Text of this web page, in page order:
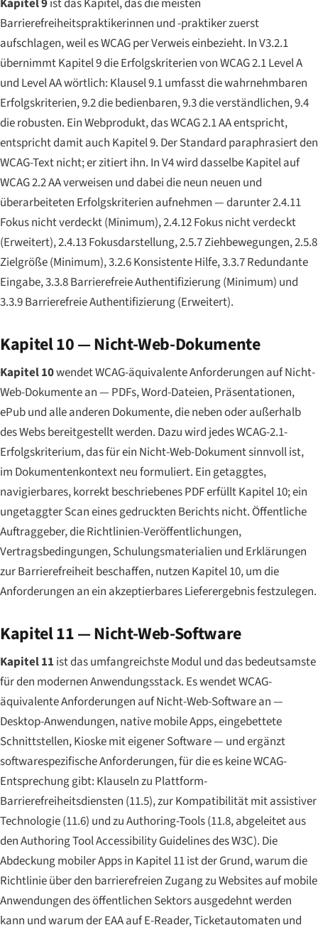
Barrierefreiheitspraktikerinnen und -praktiker zuerst
aufschlagen, weil es WCAG per Verweis einbezieht. In V3.2.1
übernimmt Kapitel 9 die Erfolgskriterien von WCAG 2.1 Level A
und Level AA wörtlich: Klausel 9.1 umfasst die wahrnehmbaren
Erfolgskriterien, 9.2 die bedienbaren, 9.3 die verständlichen, 9.4
die robusten. Ein Webprodukt, das WCAG 2.1 AA entspricht,
entspricht damit auch Kapitel 9. Der Standard paraphrasiert den
WCAG-Text nicht; er zitiert ihn. In V4 wird dasselbe Kapitel auf
WCAG 2.2 AA verweisen und dabei die neun neuen und
überarbeiteten Erfolgskriterien aufnehmen — darunter2.4.11
Fokus nicht verdeckt (Minimum),2.4.12 Fokus nicht verdeckt
(Erweitert),2.4.13 Fokusdarstellung,2.5.7 Ziehbewegungen,2.5.8
Zielgröße (Minimum),3.2.6 Konsistente Hilfe,3.3.7 Redundante
Eingabe,3.3.8 Barrierefreie Authentifizierung (Minimum) und
3.3.9 Barrierefreie Authentifizierung (Erweitert).
Kapitel 10 — Nicht-Web-Dokumente
Kapitel 10wendet WCAG-äquivalente Anforderungen auf Nicht-
Web-Dokumente an — PDFs, Word-Dateien, Präsentationen,
ePub und alle anderen Dokumente, die neben oder außerhalb
des Webs bereitgestellt werden. Dazu wird jedes WCAG-2.1-
Erfolgskriterium, das für ein Nicht-Web-Dokument sinnvoll ist,
im Dokumentenkontext neu formuliert. Ein getaggtes,
navigierbares, korrekt beschriebenes PDF erfüllt Kapitel 10; ein
ungetaggter Scan eines gedruckten Berichts nicht. Öffentliche
Auftraggeber, die Richtlinien-Veröffentlichungen,
Vertragsbedingungen, Schulungsmaterialien und Erklärungen
zur Barrierefreiheit beschaffen, nutzen Kapitel 10, um die
Anforderungen an ein akzeptierbares Lieferergebnis festzulegen.
Kapitel 11 — Nicht-Web-Software
Kapitel 11 ist das umfangreichste Modul und das bedeutsamste
für den modernen Anwendungsstack. Es wendet WCAG-
äquivalente Anforderungen auf Nicht-Web-Software an —
Desktop-Anwendungen, native mobile Apps, eingebettete
Schnittstellen, Kioske mit eigener Software — und ergänzt
softwarespezifische Anforderungen, für die es keine WCAG-
Entsprechung gibt: Klauseln zu Plattform-
Barrierefreiheitsdiensten (11.5), zur Kompatibilität mit assistiver
Technologie (11.6) und zu Authoring-Tools (11.8, abgeleitet aus
den Authoring Tool Accessibility Guidelines des W3C). Die
Abdeckung mobiler Apps in Kapitel 11 ist der Grund, warum die
Richtlinie über den barrierefreien Zugang zu Websites auf mobile
Anwendungen des öffentlichen Sektors ausgedehnt werden
kann und warum der EAA auf E-Reader, Ticketautomaten und